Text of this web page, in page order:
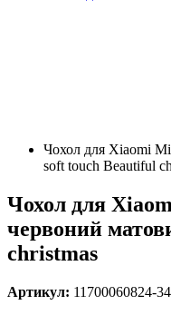
Чохол для Xiaomi
soft touch Beautiful
Чохол для
червоний
christmas
Артикул: 11700060824-